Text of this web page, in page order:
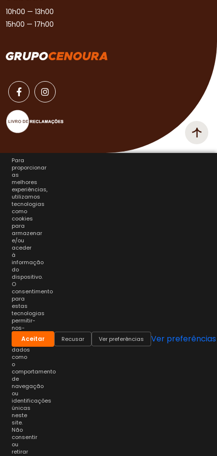
10h00 — 13h00
15h00 — 17h00
Para
proporcionar
as
melhores
experiências,
utilizamos
tecnologias
como
cookies
para
armazenar
e/ou
aceder
à
informação
do
dispositivo.
O
consentimento
para
estas
tecnologias
permitir-
nos-
á
processar
dados
como
o
comportamento
de
navegação
ou
identificações
únicas
neste
site.
Não
consentir
ou
retirar
Aceitar Recusar Ver preferências Ver preferências